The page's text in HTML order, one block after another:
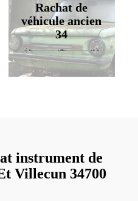
Rachat de
véhicule ancien
34
instrument de
Villecun 34700